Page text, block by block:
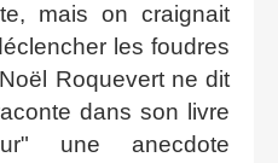
mais on craignait
les foudres
Roquevert ne dit
dans son livre
une anecdote